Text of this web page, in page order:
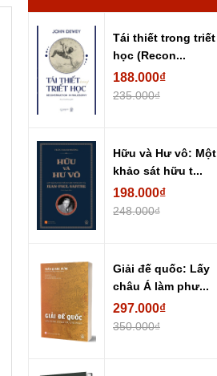
Tái thiết trong triết
học (Recon...
188.000₫
235.000₫
Hữu và Hư vô: Một
khảo sát hữu t...
198.000₫
248.000₫
Giải đế quốc: Lấy
châu Á làm phư...
297.000₫
350.000₫